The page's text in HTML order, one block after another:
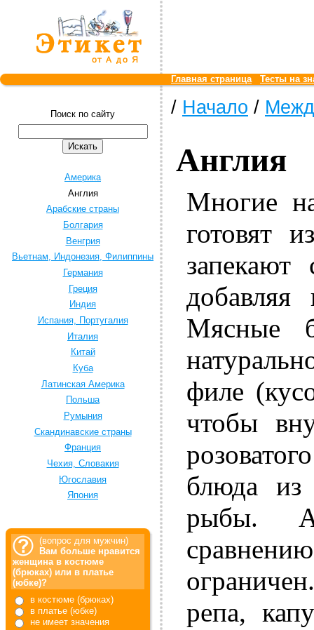
Главная страница Тесты на
Поиск по сайту
Америка
Англия
Арабские страны
Болгария
Венгрия
Вьетнам, Индонезия, Филиппины
Германия
Греция
Индия
Испания, Португалия
Италия
Китай
Куба
Латинская Америка
Польша
Румыния
Скандинавские страны
Франция
Чехия, Словакия
Югославия
Япония
(вопрос для мужчин)
Вам больше нравится
женщина в костюме
(брюках) или в платье
(юбке)?
в костюме (брюках)
в платье (юбке)
не имеет значения
/ Начало /
Англия
Многие
готовят
Мясные
филе
чтобы
блюда
рыбы.
репа,